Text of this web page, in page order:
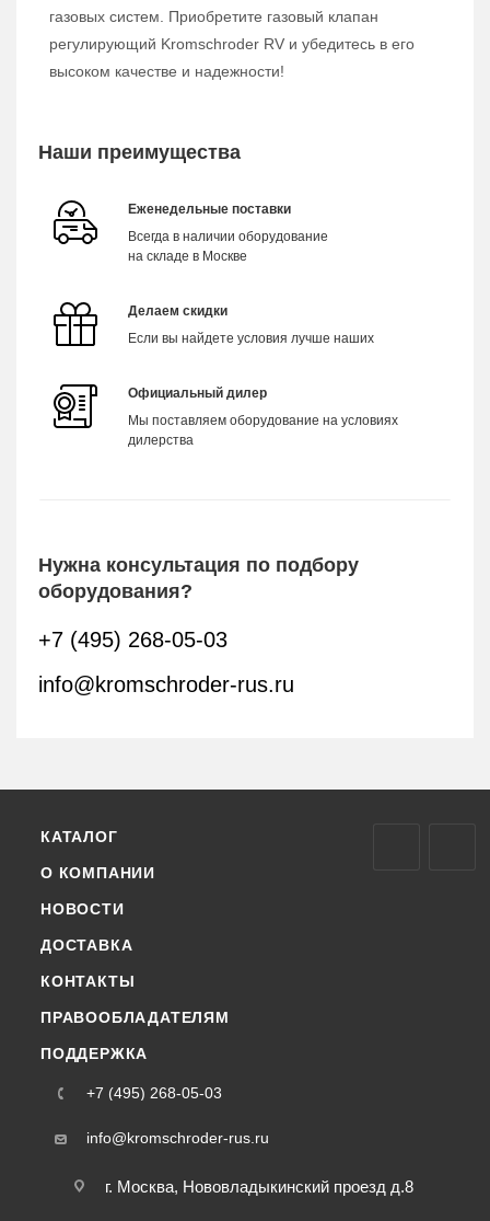
газовых систем. Приобретите газовый клапан
регулирующий Kromschroder RV и убедитесь в его
высоком качестве и надежности!
Наши преимущества
Еженедельные поставки
Всегда в наличии оборудование
на складе в Москве
Делаем скидки
Если вы найдете условия лучше наших
Официальный дилер
Мы поставляем оборудование на условиях
дилерства
Нужна консультация по подбору
оборудования?
+7 (495) 268-05-03
info@kromschroder-rus.ru
КАТАЛОГ
О КОМПАНИИ
НОВОСТИ
ДОСТАВКА
КОНТАКТЫ
ПРАВООБЛАДАТЕЛЯМ
ПОДДЕРЖКА
+7 (495) 268-05-03
info@kromschroder-rus.ru
г. Москва, Нововладыкинский проезд д.8